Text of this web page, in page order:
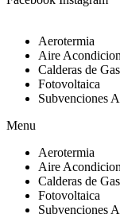
Aerotermia
Aire
Calderas de Gas
Fotovoltaica
Subvenciones
Menu
Aerotermia
Aire
Calderas de Gas
Fotovoltaica
Subvenciones